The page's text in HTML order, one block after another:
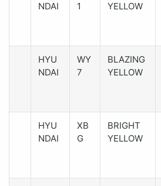
NDAI
1
YELLOW
HYU
NDAI
WY
7
BLAZING
YELLOW
HYU
NDAI
XB
G
BRIGHT
YELLOW